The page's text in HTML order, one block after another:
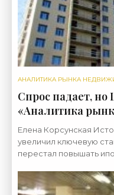
АНАЛИТИКА РЫНКА
Спрос падает,
«Аналитика
Елена Корсунская
увеличил ключевую
перестал повышать